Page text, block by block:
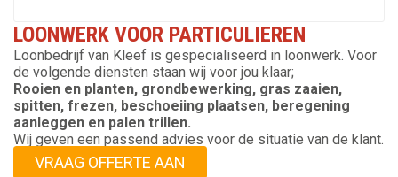
LOONWERK VOOR PARTICULIEREN
Loonbedrijf van Kleef is gespecialiseerd in loonwerk. Voor
de volgende diensten staan wij voor jou klaar;
Rooien en planten, grondbewerking, gras zaaien,
spitten, frezen, beschoeiing plaatsen, beregening
aanleggen en palen trillen.
Wij geven een passend advies voor de situatie van de klant.
VRAAG OFFERTE AAN